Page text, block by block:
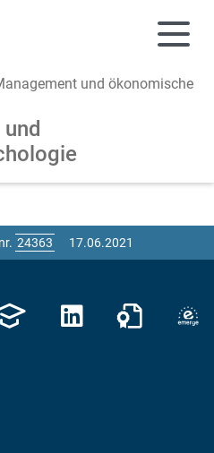
und ökonomische
17.06.2021